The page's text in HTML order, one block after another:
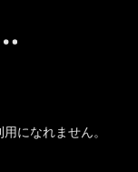
になれません。